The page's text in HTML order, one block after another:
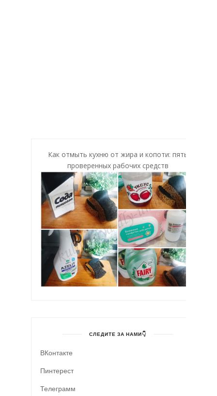
Как отмыть кухню от жира и копоти: пять
проверенных рабочих средств
СЛЕДИТЕ ЗА НАМИ👇
ВКонтакте
Пинтерест
Телеграмм